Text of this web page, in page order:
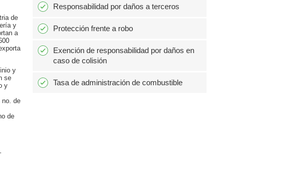
de
y
a
y
se
y
no. de
de
Responsabilidad por daños a terceros
Protección frente a robo
Exención de responsabilidad por daños en
caso de colisión
Tasa de administración de combustible